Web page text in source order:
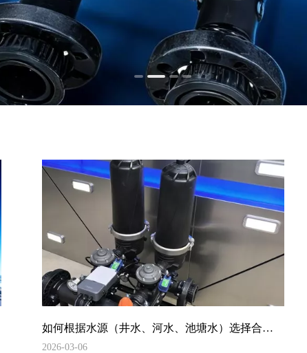
如何根据水源（井水、河水、池塘水）选择合适
的过滤器，绿泽泓森
2026-03-06